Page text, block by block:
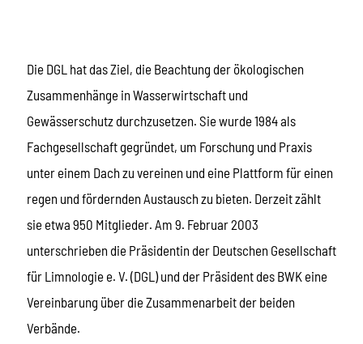
Die DGL hat das Ziel, die Beachtung der ökologischen
Zusammenhänge in Wasserwirtschaft und
Gewässerschutz durchzusetzen. Sie wurde 1984 als
Fachgesellschaft gegründet, um Forschung und Praxis
unter einem Dach zu vereinen und eine Plattform für einen
regen und fördernden Austausch zu bieten. Derzeit zählt
sie etwa 950 Mitglieder. Am 9. Februar 2003
unterschrieben die Präsidentin der Deutschen Gesellschaft
für Limnologie e. V. (DGL) und der Präsident des BWK eine
Vereinbarung über die Zusammenarbeit der beiden
Verbände.